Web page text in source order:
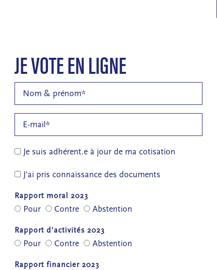
JE VOTE EN LIGNE
Je suis adhérent.e à jour de ma cotisation
J'ai pris connaissance des documents
Rapport moral 2023
Pour Contre Abstention
Rapport d'activités 2023
Pour Contre Abstention
Rapport financier 2023